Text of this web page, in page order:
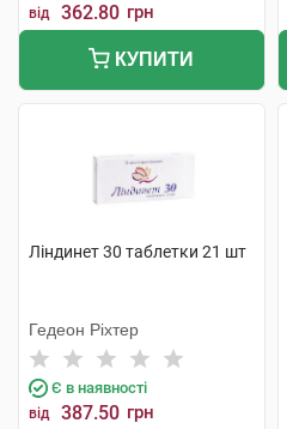
від 362.80 грн
КУПИТИ
Ліндинет 30 таблетки 21 шт
Гедеон Ріхтер
Є в наявності
від 387.50 грн